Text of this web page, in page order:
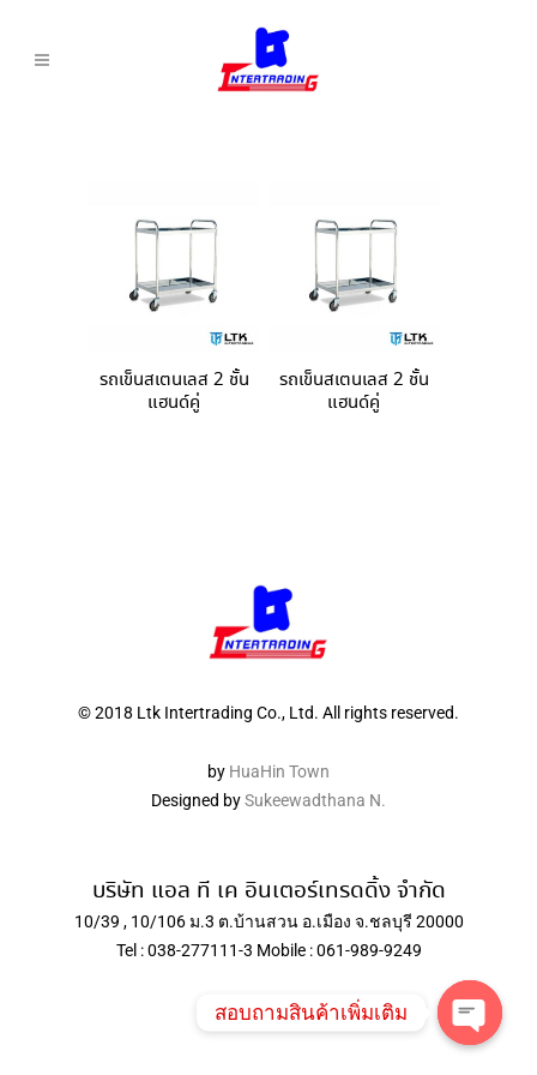
รถเข็นสเตนเลส 2 ชั้น
แฮนด์คู่
รถเข็นสเตนเลส 2 ชั้น
แฮนด์คู่
© 2018 Ltk Intertrading Co., Ltd. All rights reserved.
by HuaHin Town
Designed bySukeewadthana N.
บริษัท แอล ที เค อินเตอร์เทรดดิ้ง จำกัด
10/39 , 10/106 ม.3 ต.บ้านสวน อ.เมือง จ.ชลบุรี 20000
Tel : 038-277111-3 Mobile : 061-989-9249
สอบถามสินค้าเพิ่มเติม
Open